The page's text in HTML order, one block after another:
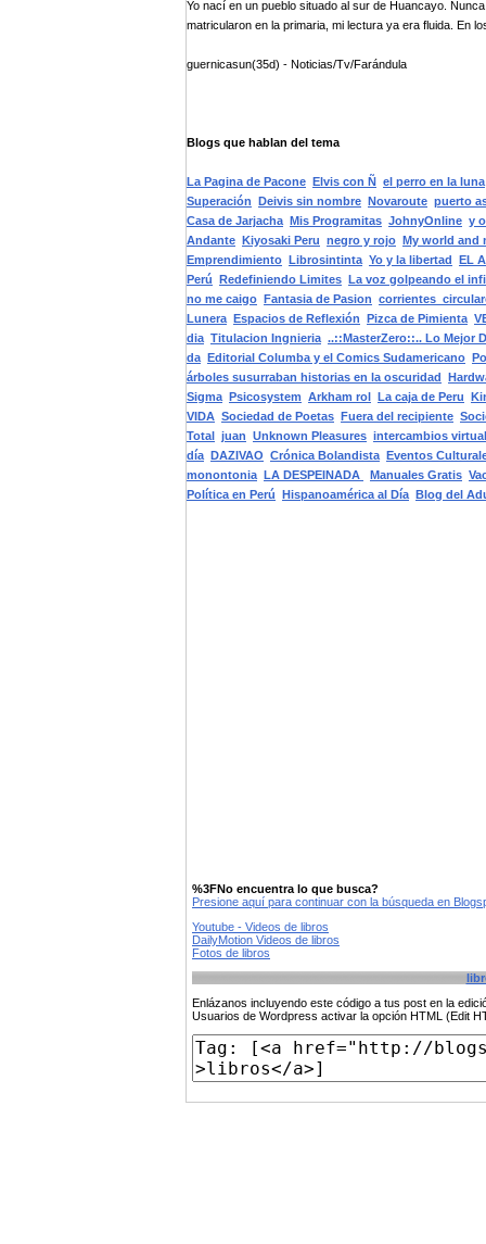
Yo nací en un pueblo situado al sur de Huancayo.
matricularon en la primaria, mi lectura ya era fluida. En
guernicasun(35d) - Noticias/Tv/Farándula
Blogs que hablan del tema
La Pagina de Pacone Elvis con Ñ el perro en la luna
Superación Deivis sin nombre Novaroute puerto
Casa de Jarjacha Mis Programitas JohnyOnline y
Andante Kiyosaki Peru negro y rojo My world and
Emprendimiento Librosintinta Yo y la libertad EL
Perú Redefiniendo Limites La voz golpeando el
no me caigo Fantasia de Pasion
Lunera Espacios de Reflexión Pizca de Pimienta
dia Titulacion Ingnieria ..::MasterZero::.. Lo Mejor
da Editorial Columba y el Comics Sudamericano
árboles susurraban historias en la oscuridad
Sigma Psicosystem Arkham rol La caja de Peru
VIDA Sociedad de Poetas Fuera del recipiente
Total juan Unknown Pleasures intercambios
día DAZIVAO Crónica Bolandista Eventos
monontonia LA DESPEINADA Manuales Gratis
Política en Perú Hispanoamérica al Día Blog del
%3FNo encuentra lo que busca?
Presione aquí para continuar con la búsqueda en
Youtube - Videos de libros
DailyMotion Videos de libros
Fotos de libros
Enlázanos incluyendo este código a tus post en la
Usuarios de Wordpress activar la opción HTML (Edit